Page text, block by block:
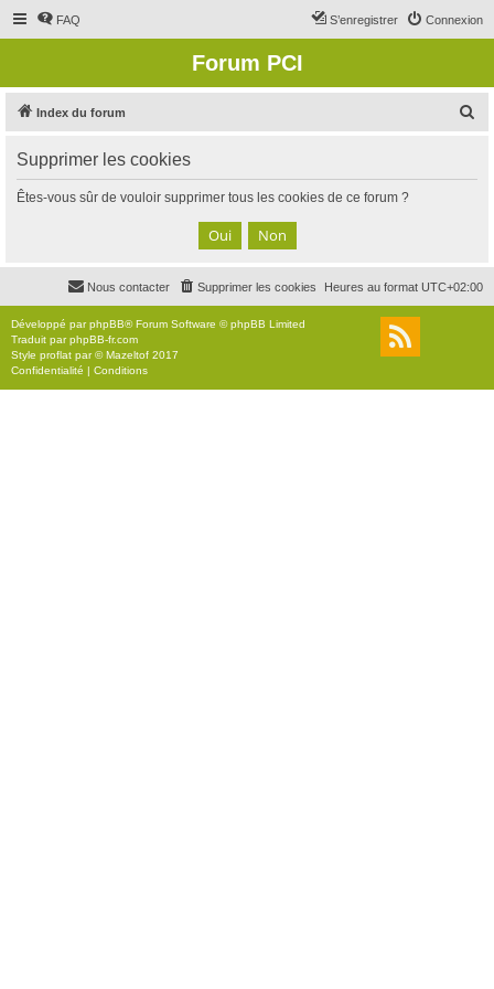
FAQ Connexion
S’enregistrer
Forum PCI
Index du forum
c
Supprimer les cookies
Êtes-vous sûr de vouloir supprimer tous les cookies de ce forum ?
Heures au format UTC+02:00
Supprimer les cookies
Nous contacter
Développé parphpBB® Forum Software © phpBB Limited
Traduit parphpBB-fr.com
Style proflat par ©Mazeltof 2017
Confidentialité | Conditions